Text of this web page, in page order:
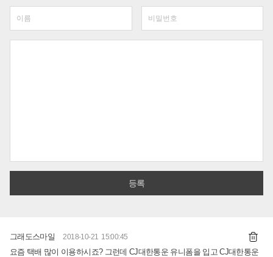
그래도스마일 2018-10-21 15:00:45
요즘 택배 많이 이용하시죠? 그런데 CJ대한통운 유니폼을 입고 CJ대한통운